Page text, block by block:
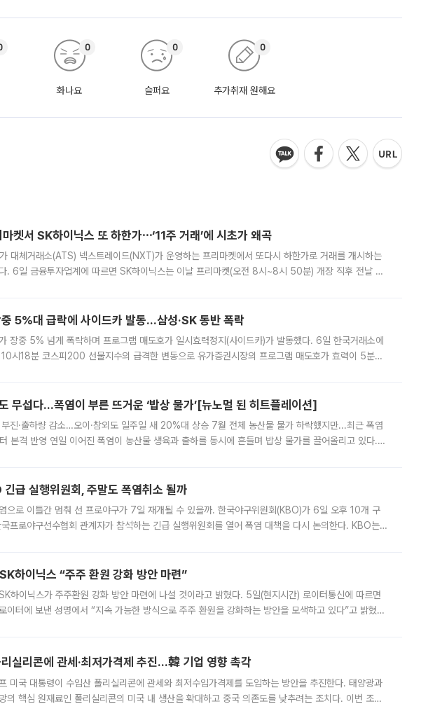
화나요
0
슬퍼요
0
추가취재 원해요
0
켓서 SK하이닉스 또 하한가⋯‘11주 거래’에 시초가 왜곡
대체거래소(ATS) 넥스트레이드(NXT)가 운영하는 프리마켓에서 또다시 하한가로 거래를 개시하는
. 6일 금융투자업계에 따르면 SK하이닉스는 이날 프리마켓(오전 8시~8시 50분) 개장 직후 전날 정
5%대 급락에 사이드카 발동…삼성·SK 동반 폭락
장중 5% 넘게 폭락하며 프로그램 매도호가 일시효력정지(사이드카)가 발동했다. 6일 한국거래소에
시18분 코스피200 선물지수의 급격한 변동으로 유가증권시장의 프로그램 매도호가 효력이 5분간
무섭다...폭염이 부른 뜨거운 ‘밥상 물가’[뉴노멀 된 히트플레이션]
진·출하량 감소…오이·참외도 일주일 새 20%대 상승 7월 전체 농산물 물가 하락했지만...최근 폭염
본격 반영 연일 이어진 폭염이 농산물 생육과 출하를 동시에 흔들며 밥상 물가를 끌어올리고 있다.
긴급 실행위원회, 주말도 폭염취소 될까
으로 이틀간 멈춰 선 프로야구가 7일 재개될 수 있을까. 한국야구위원회(KBO)가 6일 오후 10개 구
프로야구선수협회 관계자가 참석하는 긴급 실행위원회를 열어 폭염 대책을 다시 논의한다. KBO는
하이닉스 “주주 환원 강화 방안 마련”
닉스가 주주환원 강화 방안 마련에 나설 것이라고 밝혔다. 5일(현지시간) 로이터통신에 따르면
이터에 보낸 성명에서 “지속 가능한 방식으로 주주 환원을 강화하는 방안을 모색하고 있다”고 밝혔다.
실리콘에 관세·최저가격제 추진…韓 기업 영향 촉각
미국 대통령이 수입산 폴리실리콘에 관세와 최저수입가격제를 도입하는 방안을 추진한다. 태양광과
의 핵심 원재료인 폴리실리콘의 미국 내 생산을 확대하고 중국 의존도를 낮추려는 조치다. 이번 조처